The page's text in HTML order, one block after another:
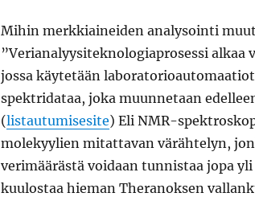
Mihin merkkiaineiden analysointi
”Verianalyysiteknologiaprosessi
jossa käytetään
spektridataa, joka muunnetaan
(listautumisesite) Eli NMR-
molekyylien mitattavan värähtelyn,
verimäärästä voidaan tunnistaa jopa
kuulostaa hieman Theranoksen